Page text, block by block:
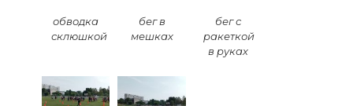
обводка
склюшкой
бег в
мешках
бег с
ракеткой
в руках